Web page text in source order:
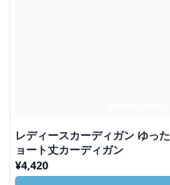
レディースカーディガン ゆっ
ョート丈カーディガン
¥4,420